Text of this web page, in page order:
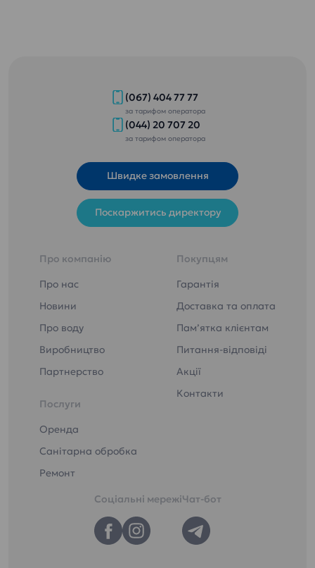
(067) 404 77 77
за тарифом оператора
(044) 20 707 20
за тарифом оператора
Швидке замовлення
Поскаржитись директору
Про компанію
Про нас
Новини
Про воду
Виробництво
Партнерство
Послуги
Оренда
Санітарна обробка
Ремонт
Покупцям
Гарантія
Доставка та оплата
Пам’ятка клієнтам
Питання-відповіді
Акції
Контакти
Соціальні мережіЧат-бот